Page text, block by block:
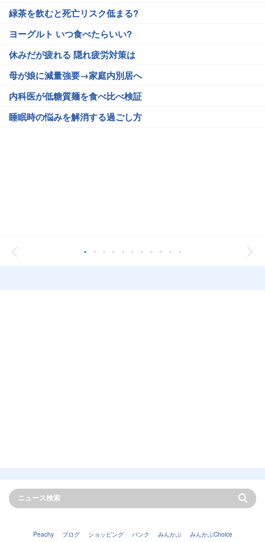
緑茶を飲むと死亡リスク低まる?
ヨーグルト いつ食べたらいい?
休みだが疲れる 隠れ疲労対策は
母が娘に減量強要→家庭内別居へ
内科医が低糖質麺を食べ比べ検証
睡眠時の悩みを解消する過ごし方
Peachy ブログ ショッピング バンク みんかぶ みんかぶChoice